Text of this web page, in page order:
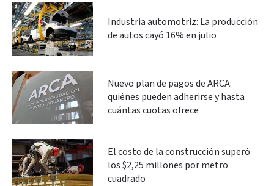
Industria automotriz: La producción
de autos cayó 16% en julio
Nuevo plan de pagos de ARCA:
quiénes pueden adherirse y hasta
cuántas cuotas ofrece
El costo de la construcción superó
los $2,25 millones por metro
cuadrado